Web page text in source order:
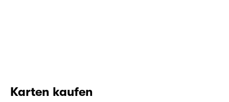
Karten kaufen